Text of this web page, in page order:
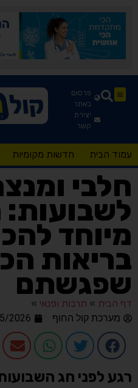
פרסום
באתר
יצירת
קשר
עמוד הבית חדשות מקומיות
חלבי
לשבועות:
מיוחד
בריאות
שפגשתם
דף הבית » תרבות ופנאי »
מערכת קול החוף
2026
רגע לפני חג